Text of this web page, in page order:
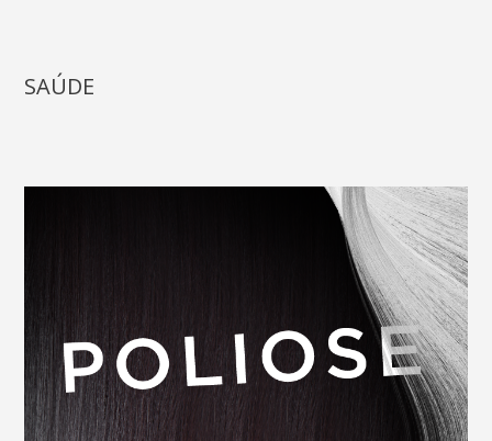
SAÚDE